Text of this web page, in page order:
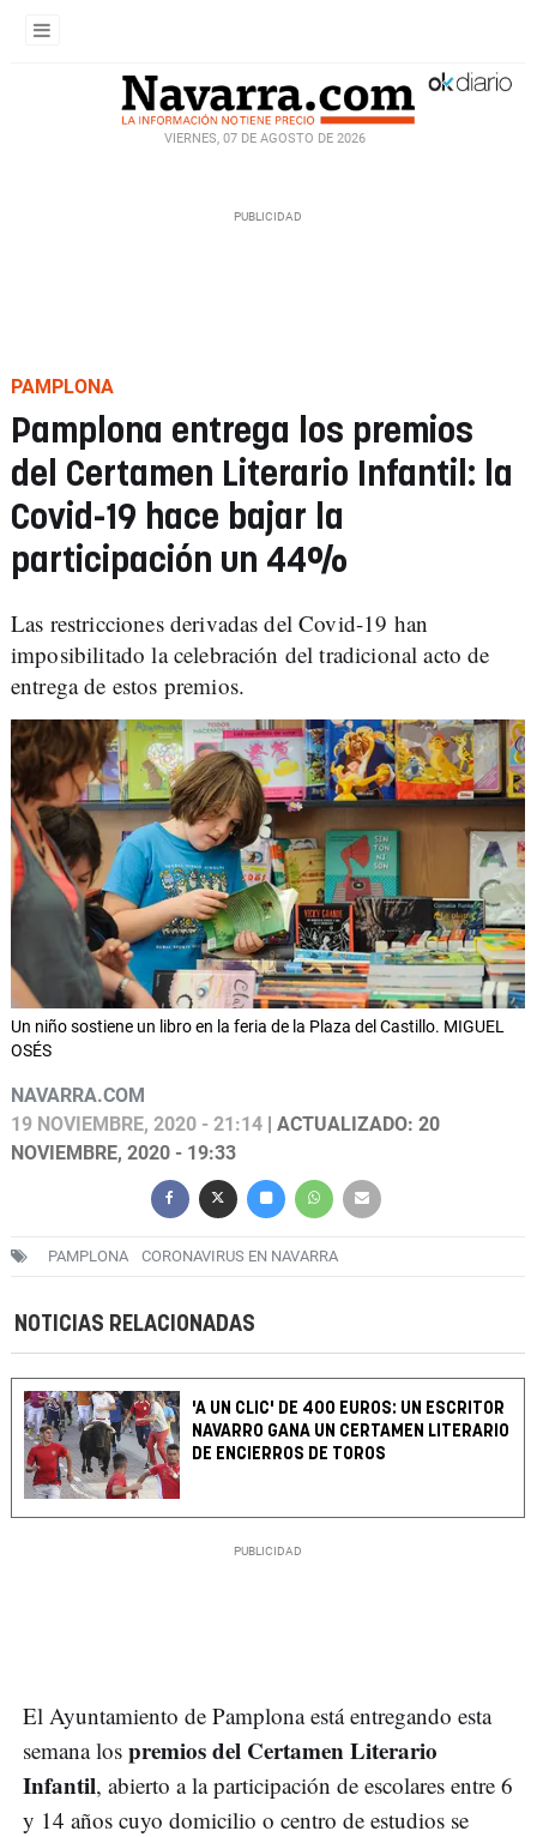
VIERNES, 07 DE AGOSTO DE 2026
PAMPLONA
Pamplona entrega los premios
del Certamen Literario Infantil: la
Covid-19 hace bajar la
participación un 44%
Las restricciones derivadas del Covid-19 han
imposibilitado la celebración del tradicional acto de
entrega de estos premios.
Un niño sostiene un libro en la feria de la Plaza del Castillo. MIGUEL
OSÉS
NAVARRA.COM
19 NOVIEMBRE, 2020 - 21:14 | ACTUALIZADO: 20
NOVIEMBRE, 2020 - 19:33
PAMPLONA CORONAVIRUS EN NAVARRA
NOTICIAS RELACIONADAS
'A UN CLIC' DE 400 EUROS: UN ESCRITOR
NAVARRO GANA UN CERTAMEN LITERARIO
DE ENCIERROS DE TOROS
El Ayuntamiento de Pamplona está entregando esta
semana los premios del Certamen Literario
Infantil, abierto a la participación de escolares entre 6
y 14 años cuyo domicilio o centro de estudios se